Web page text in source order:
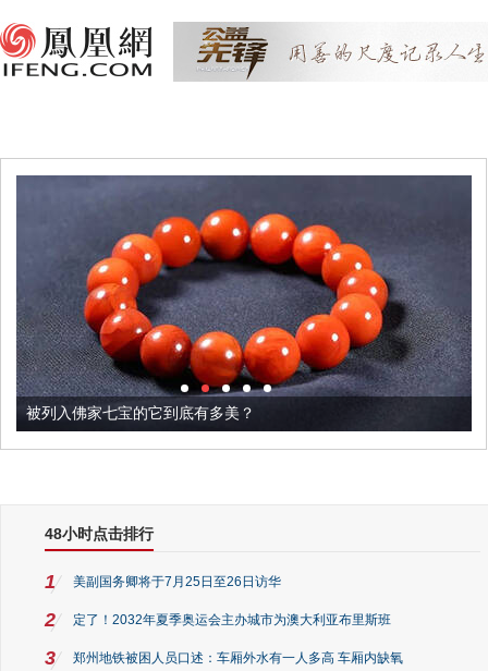
被列入佛家七宝的它到底有多美？
48小时点击排行
1 美副国务卿将于7月25日至26日访华
2 定了！2032年夏季奥运会主办城市为澳大利亚布里斯班
3 郑州地铁被困人员口述：车厢外水有一人多高 车厢内缺氧